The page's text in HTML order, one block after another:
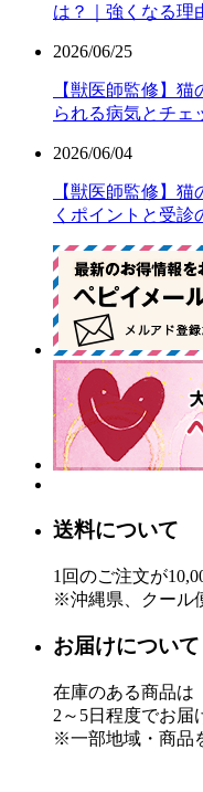
は？｜強くなる理
2026/06/25
【獣医師監修】
られる病気とチェ
2026/06/04
【獣医師監修】
くポイントと受診
送料について
1回のご注文が
※沖縄県、クール
お届けについて
在庫のある商品は
2～5日程度でお届
※一部地域・商品